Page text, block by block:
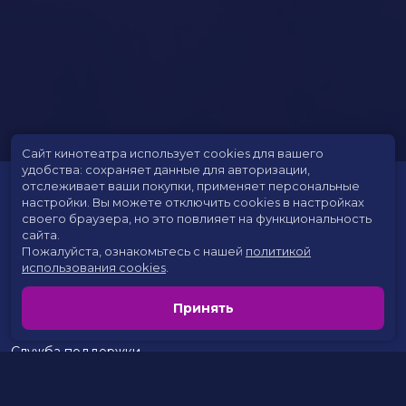
Расписание
Скоро в кино
Новости и акции
Служба поддержки
Сайт кинотеатра использует cookies для вашего
удобства: сохраняет данные для авторизации,
отслеживает ваши покупки, применяет персональные
настройки. Вы можете отключить cookies в настройках
своего браузера, но это повлияет на функциональность
сайта.
Пожалуйста, ознакомьтесь с нашей политикой
использования cookies
Принять